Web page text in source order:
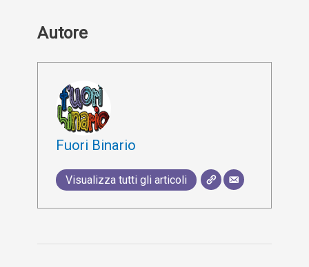
Autore
Fuori Binario
Visualizza tutti gli articoli